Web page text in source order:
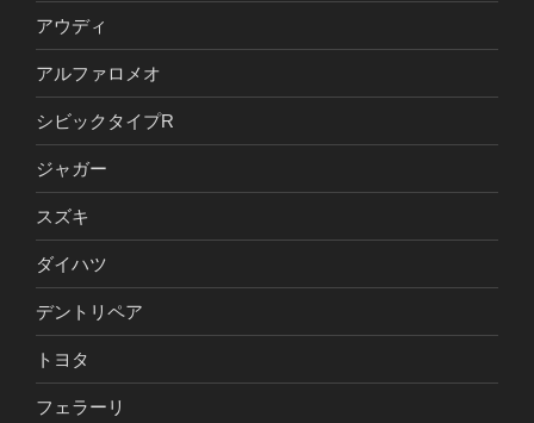
アウディ
アルファロメオ
シビックタイプR
ジャガー
スズキ
ダイハツ
デントリペア
トヨタ
フェラーリ